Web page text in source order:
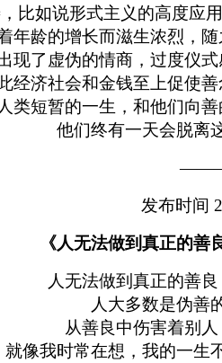
比如说形式主义的高度应
年龄的增长而滋生浓烈，
现了虚伪的情商，过度仪
经济社会和金钱至上促使
类短暂的一生，和他们向
他们终有一天会脱离
——–
发布时间
《人无法做到真正的善
人无法做到真正的善
人大多数是伪善
从善良中伤害着别
就像我时常在想，我的一生